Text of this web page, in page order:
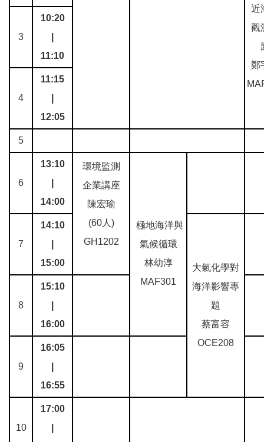
近
觀
鄭
3
10:20
11:10
4
11:15
12:05
5
6
13:10
14:00
環境監測
企業講座
陳宏瑜
(60人)
GH1202
極地海洋與
氣候循環
林幼淳
MAF301
7
14:10
15:00
大氣化學對
海洋影響專
題
蔡富容
OCE208
8
15:10
16:00
9
16:05
16:55
10
17:00